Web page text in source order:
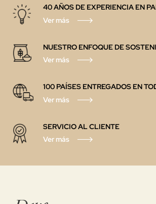
40 AÑOS DE EXPERIENCIA EN
Ver más
NUESTRO ENFOQUE DE
Ver más
100 PAÍSES ENTREGADOS EN
Ver más
SERVICIO AL CLIENTE
Ver más